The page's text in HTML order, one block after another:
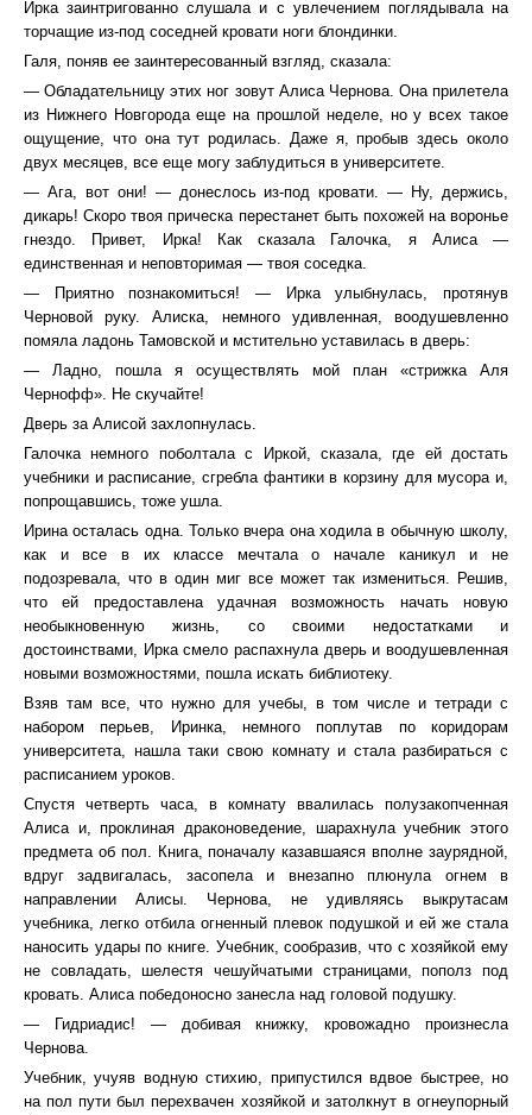
Ирка заинтригованно слушала и с увлечением поглядывала на
торчащие из-под соседней кровати ноги блондинки.
Галя, поняв ее заинтересованный взгляд, сказала:
— Обладательницу этих ног зовут Алиса Чернова. Она прилетела
из Нижнего Новгорода еще на прошлой неделе, но у всех такое
ощущение, что она тут родилась. Даже я, пробыв здесь около
двух месяцев, все еще могу заблудиться в университете.
— Ага, вот они! — донеслось из-под кровати. — Ну, держись,
дикарь! Скоро твоя прическа перестанет быть похожей на воронье
гнездо. Привет, Ирка! Как сказала Галочка, я Алиса —
единственная и неповторимая — твоя соседка.
— Приятно познакомиться! — Ирка улыбнулась, протянув
Черновой руку. Алиска, немного удивленная, воодушевленно
помяла ладонь Тамовской и мстительно уставилась в дверь:
— Ладно, пошла я осуществлять мой план «стрижка Аля
Чернофф». Не скучайте!
Дверь за Алисой захлопнулась.
Галочка немного поболтала с Иркой, сказала, где ей достать
учебники и расписание, сгребла фантики в корзину для мусора и,
попрощавшись, тоже ушла.
Ирина осталась одна. Только вчера она ходила в обычную школу,
как и все в их классе мечтала о начале каникул и не
подозревала, что в один миг все может так измениться. Решив,
что ей предоставлена удачная возможность начать новую
необыкновенную жизнь, со своими недостатками и
достоинствами, Ирка смело распахнула дверь и воодушевленная
новыми возможностями, пошла искать библиотеку.
Взяв там все, что нужно для учебы, в том числе и тетради с
набором перьев, Иринка, немного поплутав по коридорам
университета, нашла таки свою комнату и стала разбираться с
расписанием уроков.
Спустя четверть часа, в комнату ввалилась полузакопченная
Алиса и, проклиная драконоведение, шарахнула учебник этого
предмета об пол. Книга, поначалу казавшаяся вполне заурядной,
вдруг задвигалась, засопела и внезапно плюнула огнем в
направлении Алисы. Чернова, не удивляясь выкрутасам
учебника, легко отбила огненный плевок подушкой и ей же стала
наносить удары по книге. Учебник, сообразив, что с хозяйкой ему
не совладать, шелестя чешуйчатыми страницами, пополз под
кровать. Алиса победоносно занесла над головой подушку.
— Гидриадис! — добивая книжку, кровожадно произнесла
Чернова.
Учебник, учуяв водную стихию, припустился вдвое быстрее, но
на пол пути был перехвачен хозяйкой и затолкнут в огнеупорный